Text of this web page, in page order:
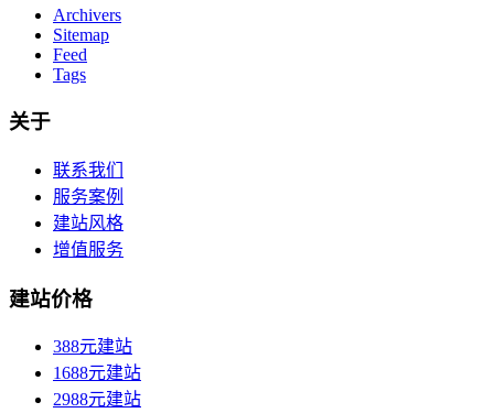
Archivers
Sitemap
Feed
Tags
关于
联系我们
服务案例
建站风格
增值服务
建站价格
388元建站
1688元建站
2988元建站